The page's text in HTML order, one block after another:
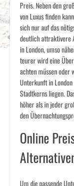
Preis. Neben den
von Luxus finden
sich nur auf das
deutlich attraktivere
in London, umso
teurer wird eine
achten müssen oder
Unterkunft in
Stadtkerns liegen.
höher als in jeder
den
Online
Um die passende